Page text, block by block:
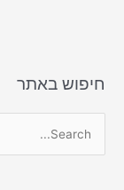
חיפוש באתר